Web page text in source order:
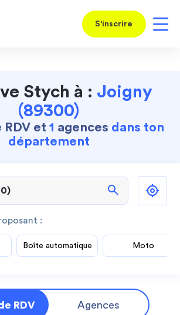
S'inscrire
Stych à : Joigny
(89300)
et 1 agences dans ton
département
search
:
Boîte automatique Moto
RDV Agences